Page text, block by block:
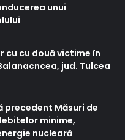
unui
cu cu două victime în
jud. Tulcea
precedent Măsuri de
minime,
nucleară